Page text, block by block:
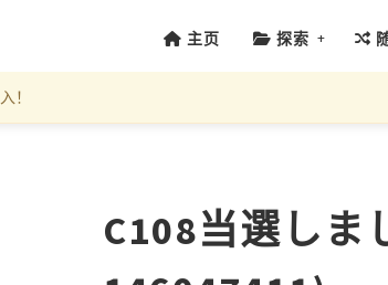
主页 探索 +
！
C108当選しま